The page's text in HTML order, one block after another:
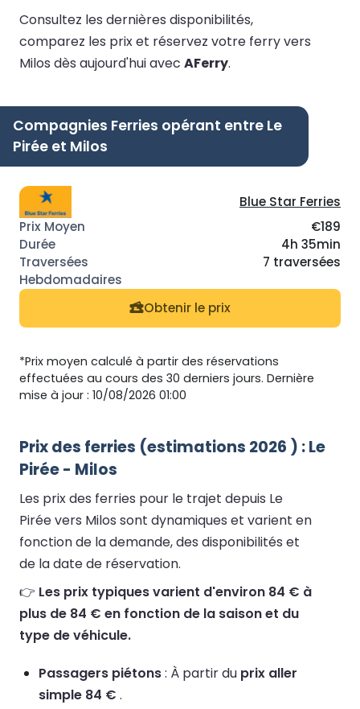
Consultez les dernières disponibilités,
comparez les prix et réservez votre ferry vers
Milos dès aujourd'hui avec AFerry.
Compagnies Ferries opérant entre Le
Pirée et Milos
Blue Star Ferries
€189
4h 35min
7 traversées
Obtenir le prix
*Prix moyen calculé à partir des réservations
effectuées au cours des 30 derniers jours. Dernière
mise à jour : 10/08/2026 01:00
Prix des ferries (estimations 2026 ) : Le
Pirée - Milos
Les prix des ferries pour le trajet depuis Le
Pirée vers Milos sont dynamiques et varient en
fonction de la demande, des disponibilités et
de la date de réservation.
👉 Les prix typiques varient d'environ 84 € à
plus de 84 € en fonction de la saison et du
type de véhicule.
Passagers piétons: À partir du prix aller
simple 84 € .